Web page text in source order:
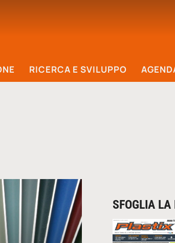
RICERCA E SVILUPPO
SFOGLIA